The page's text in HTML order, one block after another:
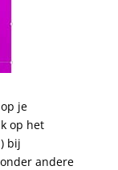
je
op het
bij
andere